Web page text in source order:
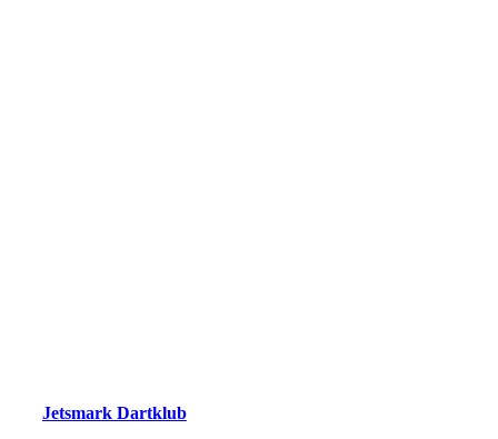
Jetsmark Dartklub